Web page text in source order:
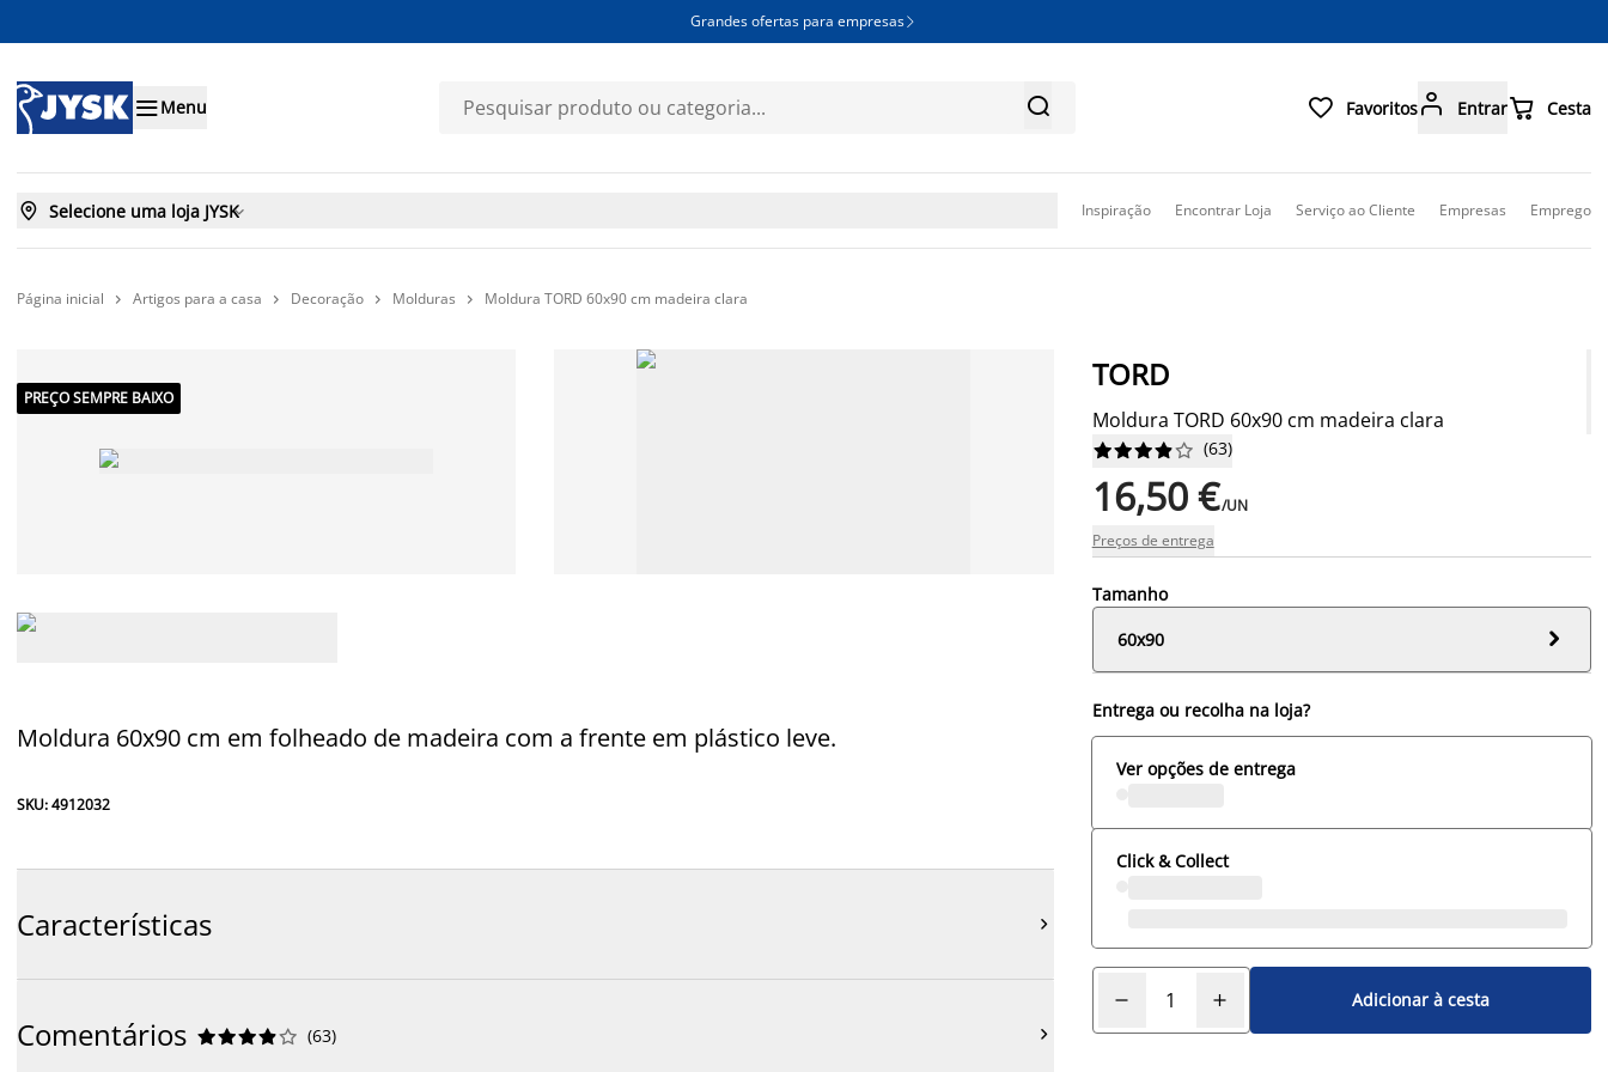
Grandes ofertas para empresas 
Menu   Favoritos Entrar Cesta
 Selecione uma loja JYSK Inspiração Encontrar Loja Serviço ao Cliente Empresas Emprego
Página inicial  Artigos para a casa  Decoração  Molduras  Moldura TORD 60x90 cm madeira clara
PREÇO SEMPRE BAIXO
Moldura 60x90 cm em folheado de madeira com a frente em plástico leve.
SKU: 4912032
Características 
Comentários 




 (63) 
TORD
Moldura TORD 60x90 cm madeira clara





 (63)
16,50 €/UN
Preços de entrega
Tamanho
60x90

Entrega ou recolha na loja?
Ver opções de entrega
Click & Collect
Adicionar à cesta